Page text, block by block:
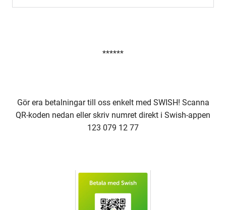
******
Gör era betalningar till oss enkelt med SWISH! Scanna
QR-koden nedan eller skriv numret direkt i Swish-appen
123 079 12 77